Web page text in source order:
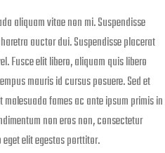
aliquam vitae non mi. Suspendisse
auctor dui. Suspendisse placerat
Fusce elit libero, aliquam quis libero
mauris id cursus posuere. Sed et
fames ac ante ipsum primis in
non eros non, consectetur
elit egestas porttitor.